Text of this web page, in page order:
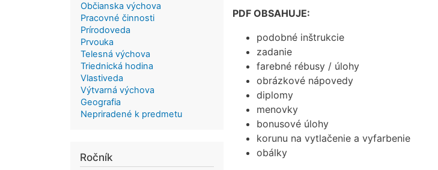
PDF OBSAHUJE:
podobné inštrukcie
zadanie
farebné rébusy / úlohy
obrázkové nápovedy
diplomy
menovky
bonusové úlohy
korunu na vytlačenie a vyfarbenie
obálky
Občianska výchova
Pracovné činnosti
Prírodoveda
Prvouka
Telesná výchova
Triednická hodina
Vlastiveda
Výtvarná výchova
Geografia
Nepriradené k predmetu
Ročník